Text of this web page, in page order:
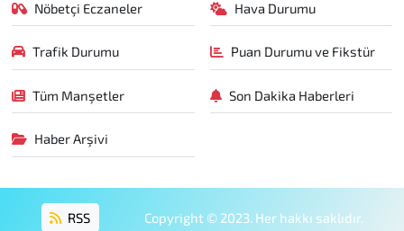
Nöbetçi Eczaneler Hava Durumu
Trafik Durumu Puan Durumu ve Fikstür
Tüm Manşetler Son Dakika Haberleri
Haber Arşivi
RSS Copyright © 2023. Her hakkı saklıdır.